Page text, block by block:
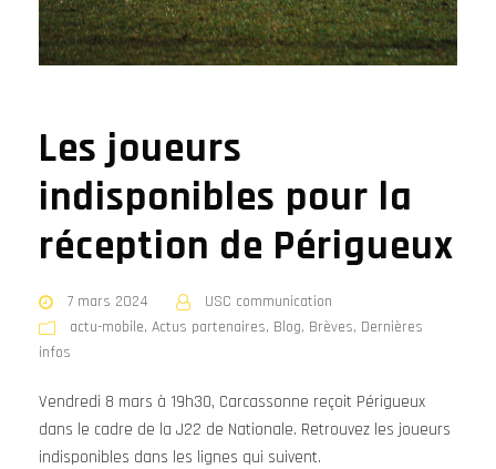
Les joueurs
indisponibles pour la
réception de Périgueux
7 mars 2024
USC communication
actu-mobile, Actus partenaires, Blog, Brèves, Dernières
infos
Vendredi 8 mars à 19h30, Carcassonne reçoit Périgueux
dans le cadre de la J22 de Nationale. Retrouvez les joueurs
indisponibles dans les lignes qui suivent.